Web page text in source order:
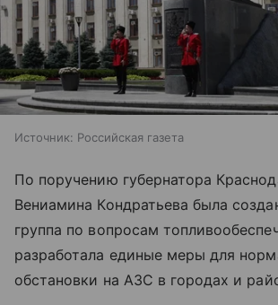
Источник: Российская газета
По поручению губернатора
Вениамина Кондратьева была
группа по вопросам
разработала единые меры для
обстановки на АЗС в городах и